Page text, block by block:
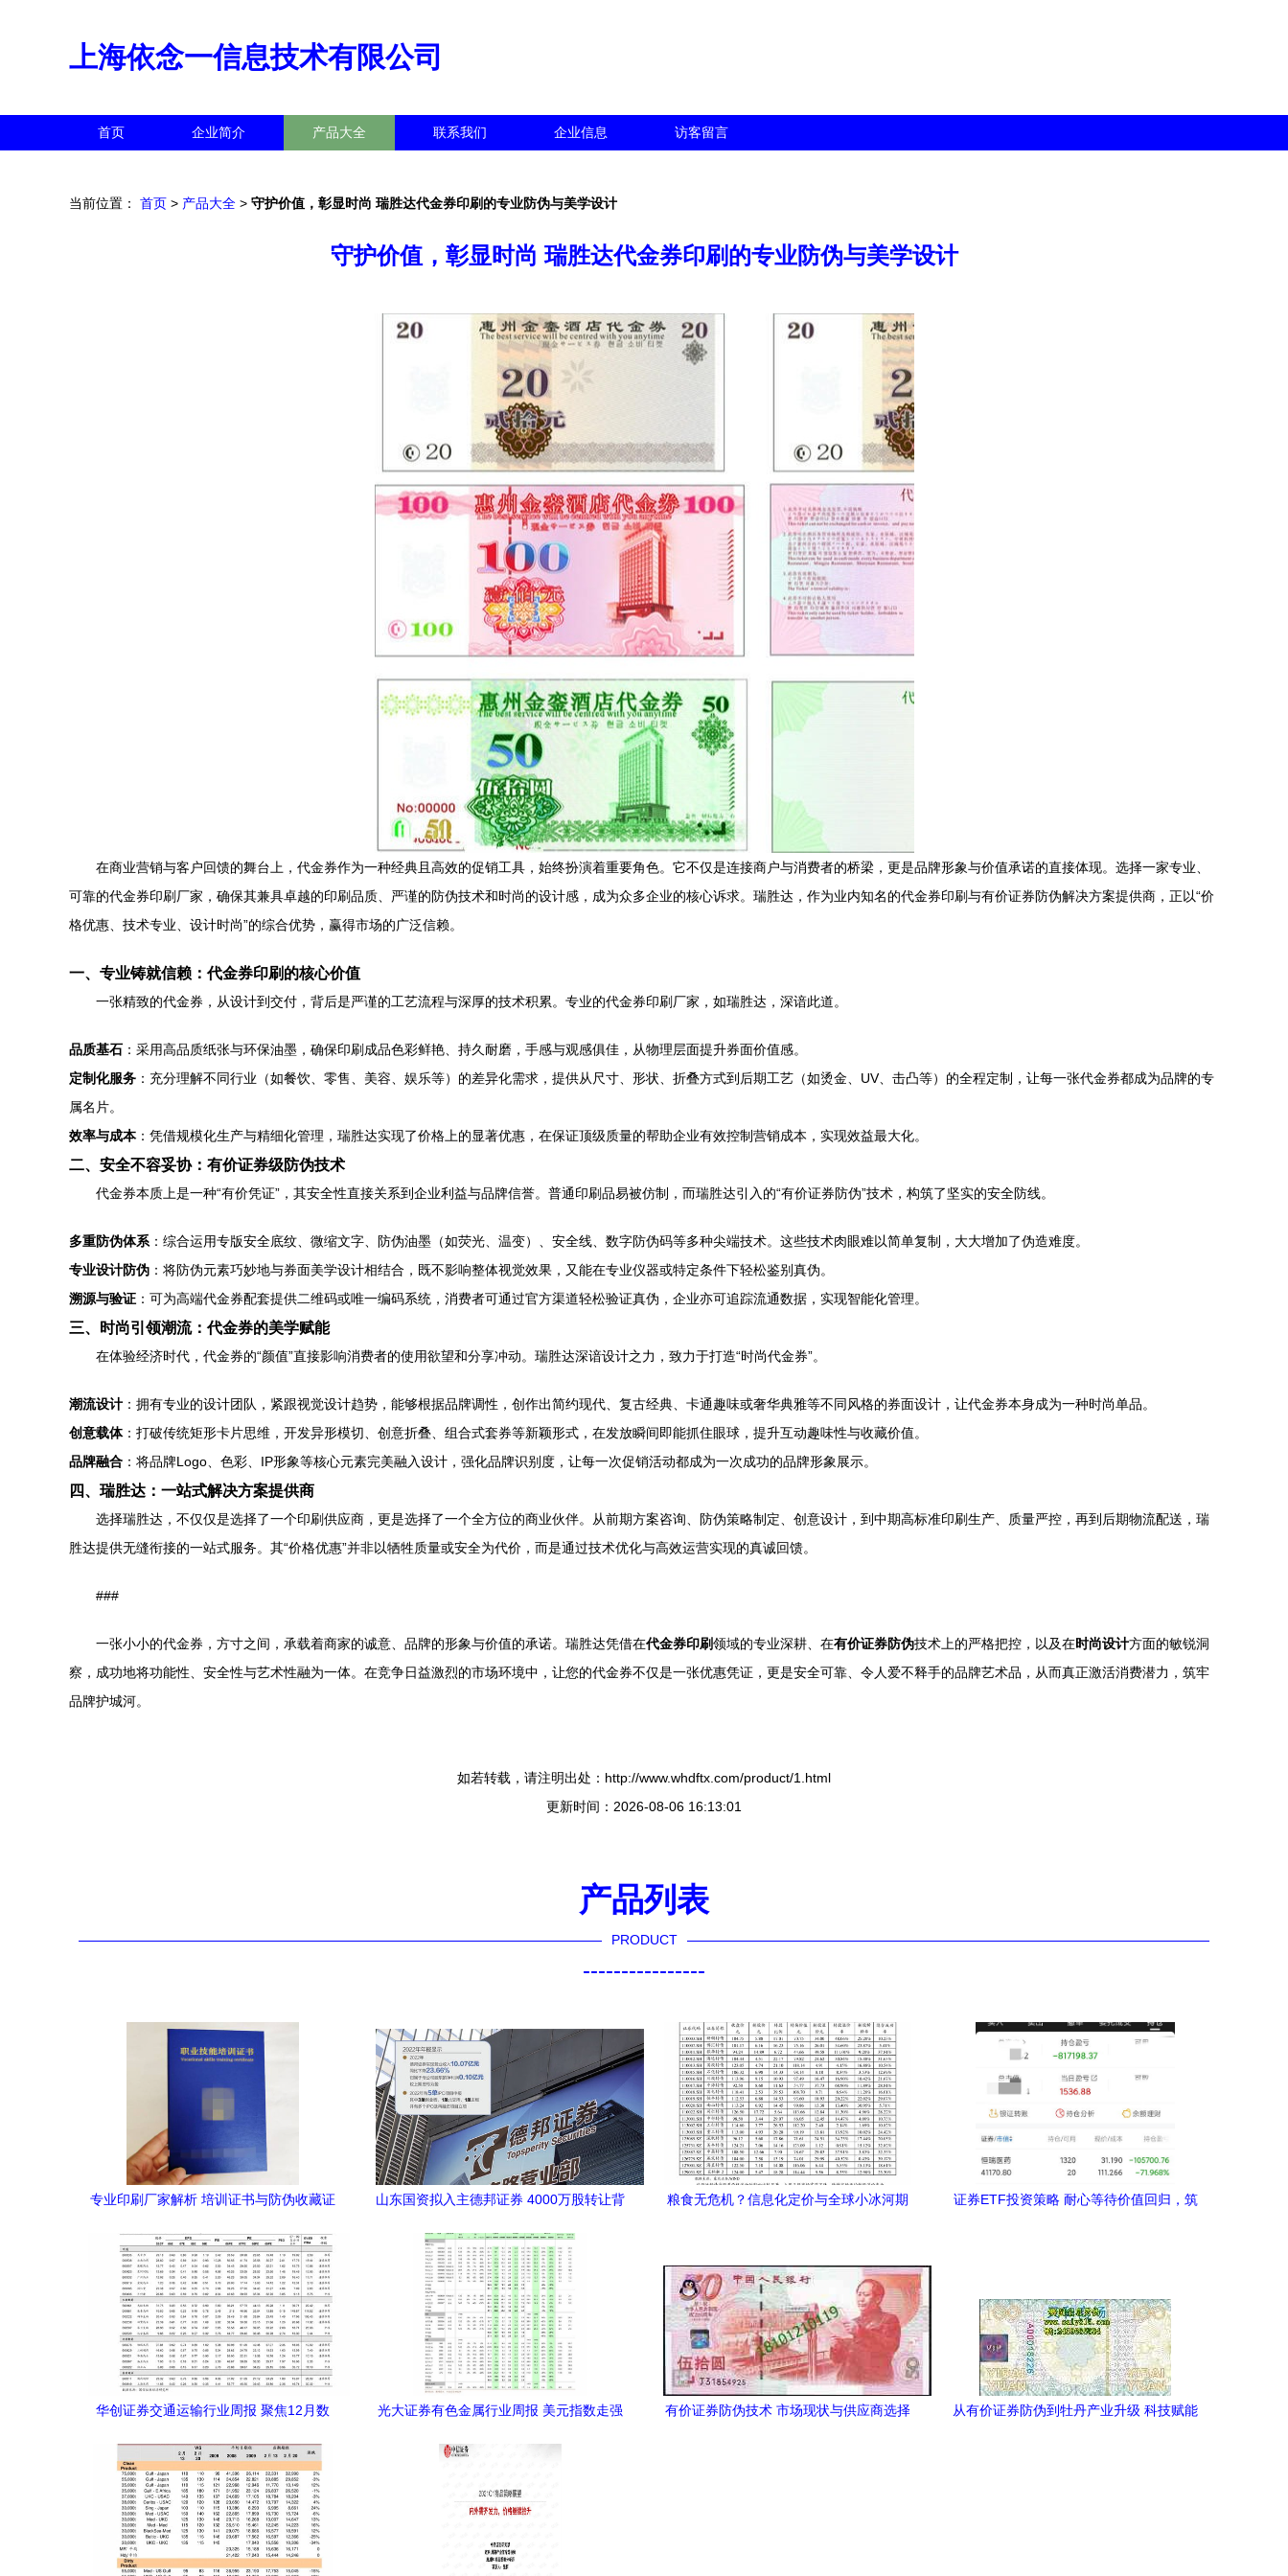
上海依念一信息技术有限公司
首页 企业简介 产品大全 联系我们 企业信息 访客留言
当前位置： 首页 > 产品大全 > 守护价值，彰显时尚 瑞胜达代金券印刷的专业防伪与美学设计
守护价值，彰显时尚 瑞胜达代金券印刷的专业防伪与美学设计
在商业营销与客户回馈的舞台上，代金券作为一种经典且高效的促销工具，始终扮演着重要角色。它不仅是连接商户与消费者的桥梁，更是品牌形象与价值承诺的直接体现。选择一家专业、
可靠的代金券印刷厂家，确保其兼具卓越的印刷品质、严谨的防伪技术和时尚的设计感，成为众多企业的核心诉求。瑞胜达，作为业内知名的代金券印刷与有价证券防伪解决方案提供商，正以“价
格优惠、技术专业、设计时尚”的综合优势，赢得市场的广泛信赖。
一、专业铸就信赖：代金券印刷的核心价值
一张精致的代金券，从设计到交付，背后是严谨的工艺流程与深厚的技术积累。专业的代金券印刷厂家，如瑞胜达，深谙此道。
品质基石 ：采用高品质纸张与环保油墨，确保印刷成品色彩鲜艳、持久耐磨，手感与观感俱佳，从物理层面提升券面价值感。
定制化服务 ：充分理解不同行业（如餐饮、零售、美容、娱乐等）的差异化需求，提供从尺寸、形状、折叠方式到后期工艺（如烫金、UV、击凸等）的全程定制，让每一张代金券都成为品牌的专
属名片。
效率与成本：凭借规模化生产与精细化管理，瑞胜达实现了价格上的显著优惠，在保证顶级质量的帮助企业有效控制营销成本，实现效益最大化。
二、安全不容妥协：有价证券级防伪技术
代金券本质上是一种“有价凭证”，其安全性直接关系到企业利益与品牌信誉。普通印刷品易被仿制，而瑞胜达引入的“有价证券防伪”技术，构筑了坚实的安全防线。
多重防伪体系 ：综合运用专版安全底纹、微缩文字、防伪油墨（如荧光、温变）、安全线、数字防伪码等多种尖端技术。这些技术肉眼难以简单复制，大大增加了伪造难度。
专业设计防伪 ：将防伪元素巧妙地与券面美学设计相结合，既不影响整体视觉效果，又能在专业仪器或特定条件下轻松鉴别真伪。
溯源与验证 ：可为高端代金券配套提供二维码或唯一编码系统，消费者可通过官方渠道轻松验证真伪，企业亦可追踪流通数据，实现智能化管理。
三、时尚引领潮流：代金券的美学赋能
在体验经济时代，代金券的“颜值”直接影响消费者的使用欲望和分享冲动。瑞胜达深谙设计之力，致力于打造“时尚代金券”。
潮流设计 ：拥有专业的设计团队，紧跟视觉设计趋势，能够根据品牌调性，创作出简约现代、复古经典、卡通趣味或奢华典雅等不同风格的券面设计，让代金券本身成为一种时尚单品。
创意载体：打破传统矩形卡片思维，开发异形模切、创意折叠、组合式套券等新颖形式，在发放瞬间即能抓住眼球，提升互动趣味性与收藏价值。
品牌融合 ：将品牌Logo、色彩、IP形象等核心元素完美融入设计，强化品牌识别度，让每一次促销活动都成为一次成功的品牌形象展示。
四、瑞胜达：一站式解决方案提供商
选择瑞胜达，不仅仅是选择了一个印刷供应商，更是选择了一个全方位的商业伙伴。从前期方案咨询、防伪策略制定、创意设计，到中期高标准印刷生产、质量严控，再到后期物流配送，瑞
胜达提供无缝衔接的一站式服务。其“价格优惠”并非以牺牲质量或安全为代价，而是通过技术优化与高效运营实现的真诚回馈。
###
一张小小的代金券，方寸之间，承载着商家的诚意、品牌的形象与价值的承诺。瑞胜达凭借在代金券印刷领域的专业深耕、在有价证券防伪技术上的严格把控，以及在时尚设计方面的敏锐洞
察，成功地将功能性、安全性与艺术性融为一体。在竞争日益激烈的市场环境中，让您的代金券不仅是一张优惠凭证，更是安全可靠、令人爱不释手的品牌艺术品，从而真正激活消费潜力，筑牢
品牌护城河。
如若转载，请注明出处：http://www.whdftx.com/product/1.html
更新时间：2026-08-06 16:13:01
产品列表
PRODUCT
----------------
专业印刷厂家解析 培训证书与防伪收藏证
山东国资拟入主德邦证券 4000万股转让背
粮食无危机？信息化定价与全球小冰河期
证券ETF投资策略 耐心等待价值回归，筑
华创证券交通运输行业周报 聚焦12月数
光大证券有色金属行业周报 美元指数走强
有价证券防伪技术 市场现状与供应商选择
从有价证券防伪到牡丹产业升级 科技赋能